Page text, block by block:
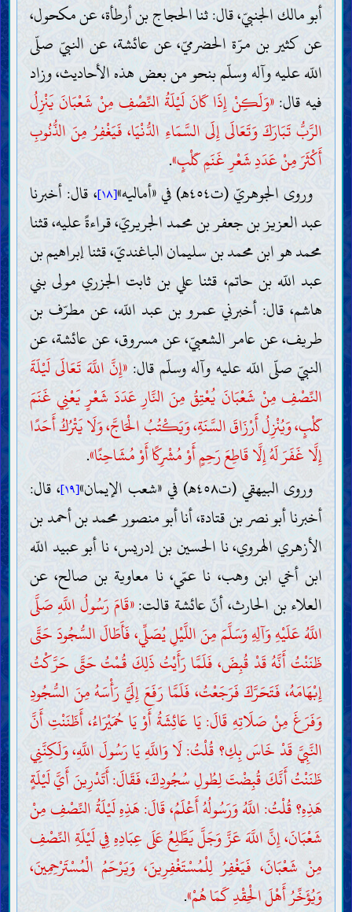
أبو مالك الجنبيّ، قال: ثنا الحجاج بن أرطأة، عن مكحول،
عن كثير بن مرّة الحضرميّ، عن عائشة، عن النبيّ صلّى
اللّه عليه وآله وسلّم بنحو من بعض هذه الأحاديث، وزاد
فيه قال:«وَلَكِنْ إِذَا كَانَ لَيْلَةُ النِّصْفِ مِنْ شَعْبَانَ يَنْزِلُ
الرَّبُّ تَبَارَكَ وَتَعَالَى إِلَى السَّمَاءِ الدُّنْيَا، فَيَغْفِرُ مِنَ الذُّنُوبِ
أَكْثَرَ مِنْ عَدَدِ شَعْرِ غَنَمِ كَلْبٍ».
وروى الجوهريّ (ت٤٥٤هـ) في «أماليه»
[١٨]
، قال: أخبرنا
عبد العزيز بن جعفر بن محمد الجريريّ، قراءةً عليه، قثنا
محمد هو ابن محمد بن سليمان الباغنديّ، قثنا إبراهيم بن
عبد اللّه بن حاتم، قثنا علي بن ثابت الجزري مولى بني
هاشم، قال: أخبرني عمرو بن عبد اللّه، عن مطرّف بن
طريف، عن عامر الشعبيّ، عن مسروق، عن عائشة، عن
النبيّ صلّى اللّه عليه وآله وسلّم قال: «إِنَّ اللَّهَ تَعَالَى لَيْلَةَ
النِّصْفِ مِنْ شَعْبَانَ يُعْتِقُ مِنَ النَّارِ عَدَدَ شَعْرٍ يَعْنِي غَنَمَ
كَلْبٍ، وَيُنْزِلُ أَرْزَاقَ السَّنَةِ، وَيَكْتُبُ الْحَاجَّ، وَلَا يَتْرُكُ أَحَدًا
إِلَّا غَفَرَ لَهُ إِلَّا قَاطِعَ رَحِمٍ أَوْ مُشْرِكًا أَوْ مُشَاحِنًا».
وروى البيهقي (ت٤٥٨هـ) في «شعب الإيمان»
[١٩] ، قال:
أخبرنا أبو نصر بن قتادة، أنا أبو منصور محمد بن أحمد بن
الأزهري الهروي، نا الحسين بن إدريس، نا أبو عبيد اللّه
ابن أخي ابن وهب، نا عمّي، نا معاوية بن صالح، عن
العلاء بن الحارث، أنّ عائشة قالت:«قَامَ رَسُولُ اللَّهِ صَلَّى
اللَّهُ عَلَيْهِ وَآلِهِ وَسَلَّمَ مِنَ اللَّيْلِ يُصَلِّي، فَأَطَالَ السُّجُودَ حَتَّى
ظَنَنْتُ أَنَّهُ قَدْ قُبِضَ، فَلَمَّا رَأَيْتُ ذَلِكَ قُمْتُ حَتَّى حَرَّكْتُ
إِبْهَامَهُ، فَتَحَرَّكَ فَرَجَعْتُ، فَلَمَّا رَفَعَ إِلَيَّ رَأْسَهُ مِنَ السُّجُودِ
وَفَرَغَ مِنْ صَلَاتِهِ قَالَ: يَا عَائِشَةُ أَوْ يَا حُمَيْرَاءُ، أَظَنَنْتِ أَنَّ
النَّبِيَّ قَدْ خَاسَ بِكِ؟ قُلْتُ: لَا وَاللَّهِ يَا رَسُولَ اللَّهِ، وَلَكِنَّنِي
ظَنَنْتُ أَنَّكَ قُبِضْتَ لِطُولِ سُجُودِكَ، فَقَالَ: أَتَدْرِينَ أَيَّ لَيْلَةٍ
هَذِهِ؟ قُلْتُ: اللَّهُ وَرَسُولُهُ أَعْلَمُ، قَالَ: هَذِهِ لَيْلَةُ النِّصْفِ مِنْ
شَعْبَانَ، إِنَّ اللَّهَ عَزَّ وَجَلَّ يَطَّلِعُ عَلَى عِبَادِهِ فِي لَيْلَةِ النِّصْفِ
مِنْ شَعْبَانَ، فَيَغْفِرُ لِلْمُسْتَغْفِرِينَ، وَيَرْحَمُ الْمُسْتَرْحِمِينَ،
وَيُؤَخِّرُ أَهْلَ الْحِقْدِ كَمَا هُمْ».